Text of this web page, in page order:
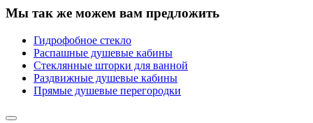
Мы так же можем вам предложить
Гидрофобное стекло
Распашные душевые кабины
Стеклянные шторки для ванной
Раздвижные душевые кабины
Прямые душевые перегородки